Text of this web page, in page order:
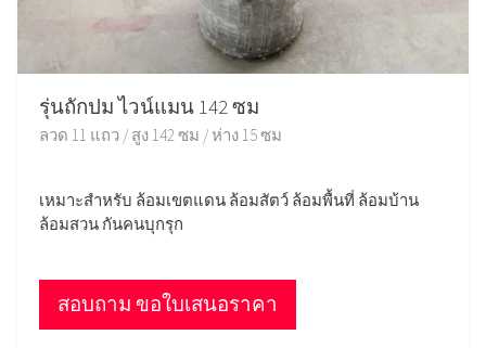
รุ่นถักปม ไวน์แมน 142 ซม
ลวด 11 แถว / สูง 142 ซม / ห่าง 15 ซม
เหมาะสำหรับ ล้อมเขตแดน ล้อมสัตว์ ล้อมพื้นที่ ล้อมบ้าน
ล้อมสวน กันคนบุกรุก
สอบถาม ขอใบเสนอราคา